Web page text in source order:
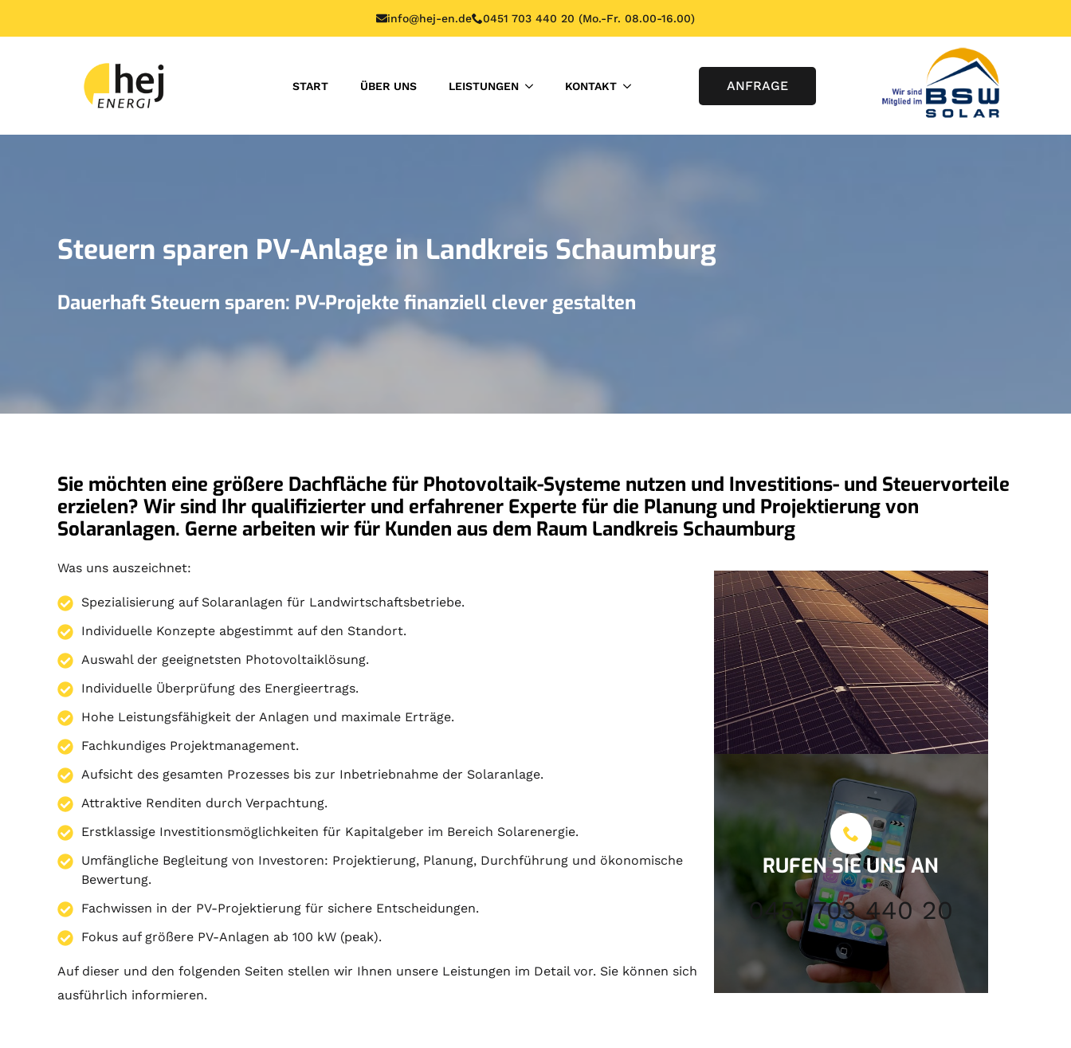
info@hej-en.de 0451 703 440 20 (Mo.-Fr. 08.00-16.00)
START ÜBER UNS LEISTUNGEN KONTAKT ANFRAGE
Steuern sparen PV-Anlage in Landkreis Schaumburg
Dauerhaft Steuern sparen: PV-Projekte finanziell clever gestalten
Sie möchten eine größere Dachfläche für Photovoltaik-Systeme nutzen und Investitions- und Steuervorteile
erzielen? Wir sind Ihr qualifizierter und erfahrener Experte für die Planung und Projektierung von
Solaranlagen. Gerne arbeiten wir für Kunden aus dem Raum Landkreis Schaumburg
Was uns auszeichnet:
Spezialisierung auf Solaranlagen für Landwirtschaftsbetriebe.
Individuelle Konzepte abgestimmt auf den Standort.
Auswahl der geeignetsten Photovoltaiklösung.
Individuelle Überprüfung des Energieertrags.
Hohe Leistungsfähigkeit der Anlagen und maximale Erträge.
Fachkundiges Projektmanagement.
Aufsicht des gesamten Prozesses bis zur Inbetriebnahme der Solaranlage.
Attraktive Renditen durch Verpachtung.
Erstklassige Investitionsmöglichkeiten für Kapitalgeber im Bereich Solarenergie.
Umfängliche Begleitung von Investoren: Projektierung, Planung, Durchführung und ökonomische
Bewertung.
Fachwissen in der PV-Projektierung für sichere Entscheidungen.
Fokus auf größere PV-Anlagen ab 100 kW (peak).
Auf dieser und den folgenden Seiten stellen wir Ihnen unsere Leistungen im Detail vor. Sie können sich
ausführlich informieren.
RUFEN SIE UNS AN
0451 703 440 20